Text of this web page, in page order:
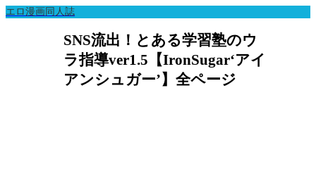
エロ漫画同人誌
SNS流出！とある学習塾のウ
ラ指導ver1.5【IronSugar‘アイ
アンシュガー’】全ページ